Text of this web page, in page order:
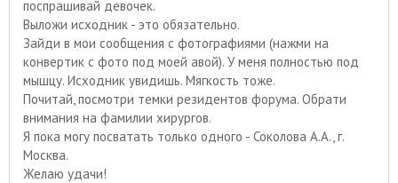
поспрашивай девочек.
Выложи исходник - это обязательно.
Зайди в мои сообщения с фотографиями (нажми на
конвертик с фото под моей авой). У меня полностью под
мышцу. Исходник увидишь. Мягкость тоже.
Почитай, посмотри темки резидентов форума. Обрати
внимания на фамилии хирургов.
Я пока могу посватать только одного - Соколова А.А., г.
Москва.
Желаю удачи!